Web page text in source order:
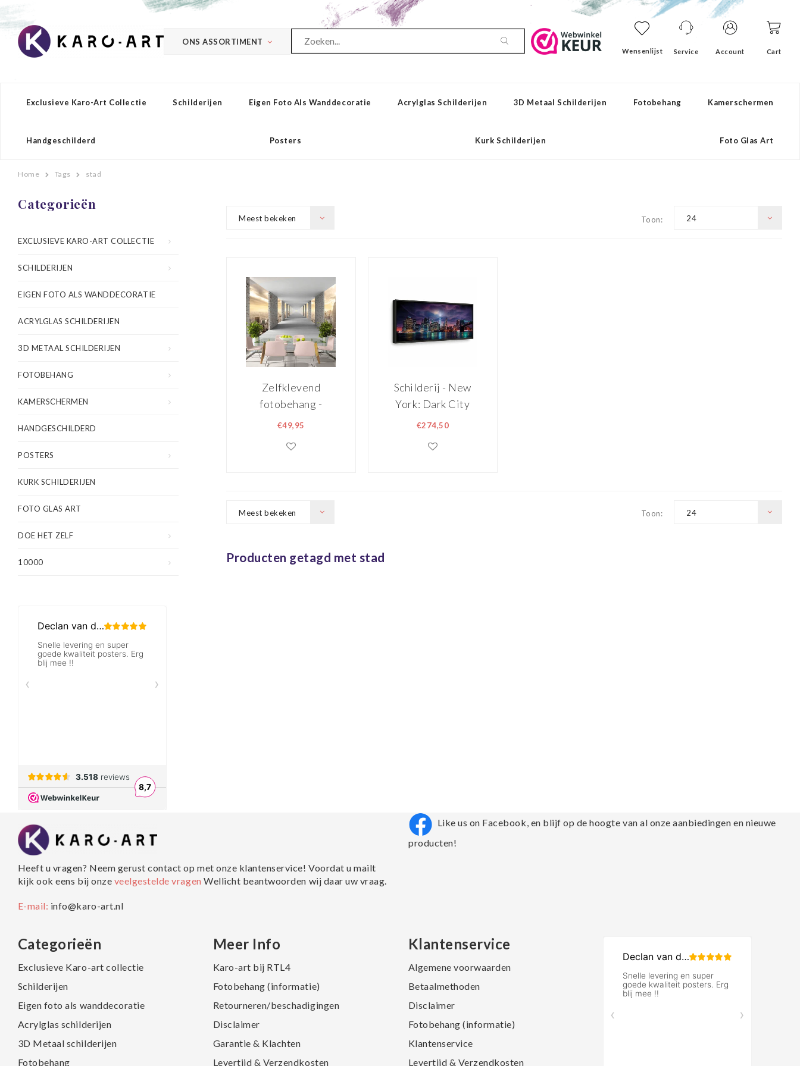
ONS ASSORTIMENT
Wensenlijst Service Account Cart
Exclusieve Karo-Art Collectie Schilderijen Eigen Foto Als Wanddecoratie Acrylglas Schilderijen 3D Metaal Schilderijen Fotobehang Kamerschermen
Handgeschilderd Posters Kurk Schilderijen Foto Glas Art
Home Tags stad
Categorieën
EXCLUSIEVE KARO-ART COLLECTIE
SCHILDERIJEN
EIGEN FOTO ALS WANDDECORATIE
ACRYLGLAS SCHILDERIJEN
3D METAAL SCHILDERIJEN
FOTOBEHANG
KAMERSCHERMEN
HANDGESCHILDERD
POSTERS
KURK SCHILDERIJEN
FOTO GLAS ART
DOE HET ZELF
10000
Meest bekeken Toon: 24
Zelfklevend
fotobehang -
Tunnel over de
kwaliteit
€49,95
Schilderij - New
York: Dark City
€274,50
Meest bekeken Toon: 24
Producten getagd met stad
Heeft u vragen? Neem gerust contact op met onze klantenservice! Voordat u mailt
kijk ook eens bij onze veelgestelde vragenWellicht beantwoorden wij daar uw vraag.
E-mail: info@karo-art.nl
Like us on Facebook, en blijf op de hoogte van al onze aanbiedingen en nieuwe
producten!
Categorieën
Exclusieve Karo-art collectie
Schilderijen
Eigen foto als wanddecoratie
Acrylglas schilderijen
3D Metaal schilderijen
Fotobehang
Meer Info
Karo-art bij RTL4
Fotobehang (informatie)
Retourneren/beschadigingen
Disclaimer
Garantie & Klachten
Levertijd & Verzendkosten
Klantenservice
Algemene voorwaarden
Betaalmethoden
Disclaimer
Fotobehang (informatie)
Klantenservice
Levertijd & Verzendkosten